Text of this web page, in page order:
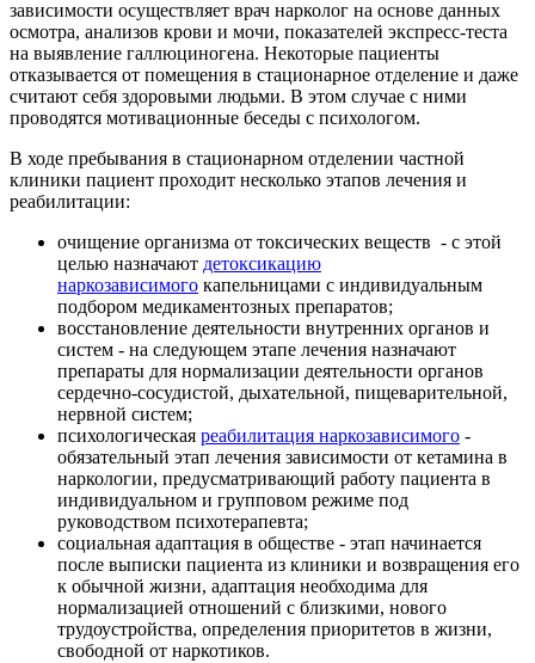
зависимости осуществляет врач нарколог на основе данных
осмотра, анализов крови и мочи, показателей экспресс-теста
на выявление галлюциногена. Некоторые пациенты
отказывается от помещения в стационарное отделение и даже
считают себя здоровыми людьми. В этом случае с ними
проводятся мотивационные беседы с психологом.
В ходе пребывания в стационарном отделении частной
клиники пациент проходит несколько этапов лечения и
реабилитации:
очищение организма от токсических веществ - с этой
целью назначают детоксикацию
наркозависимого капельницами с индивидуальным
подбором медикаментозных препаратов;
восстановление деятельности внутренних органов и
систем - на следующем этапе лечения назначают
препараты для нормализации деятельности органов
сердечно-сосудистой, дыхательной, пищеварительной,
нервной систем;
психологическая реабилитация наркозависимого -
обязательный этап лечения зависимости от кетамина в
наркологии, предусматривающий работу пациента в
индивидуальном и групповом режиме под
руководством психотерапевта;
социальная адаптация в обществе - этап начинается
после выписки пациента из клиники и возвращения его
к обычной жизни, адаптация необходима для
нормализацией отношений с близкими, нового
трудоустройства, определения приоритетов в жизни,
свободной от наркотиков.